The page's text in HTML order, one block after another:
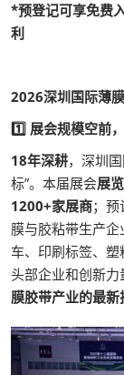
*预登记可享免费
利
2026深圳国际薄
1️⃣ 展会规模空前
18年深耕，深圳
标”。本届展会展
1200+家展商；预
膜与胶粘带生产
车、印刷标签、
头部企业和创新力
膜胶带产业的最新